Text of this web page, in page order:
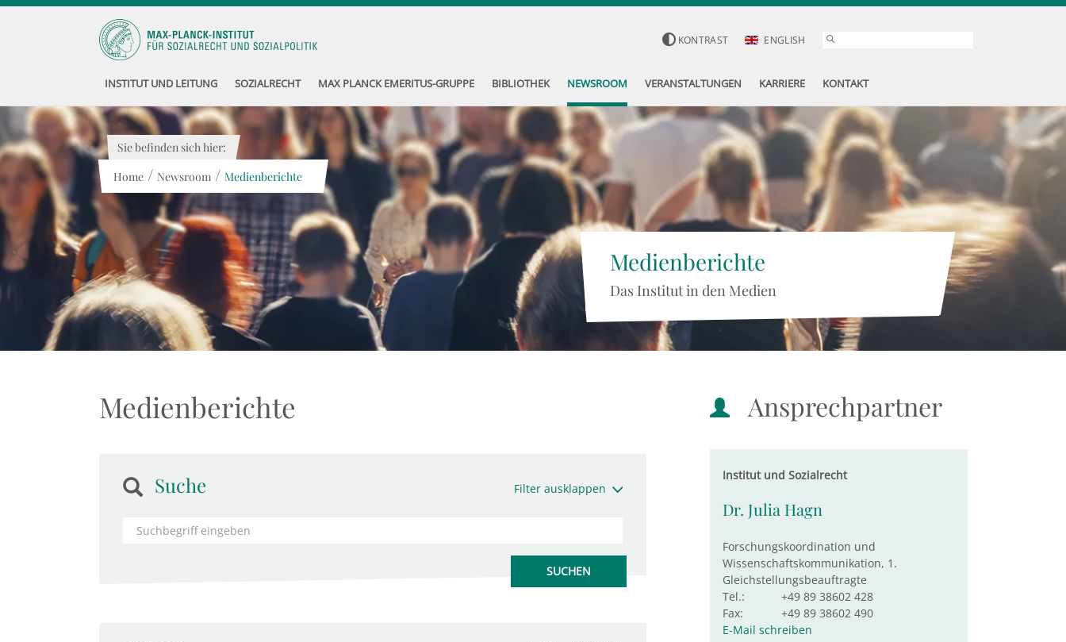
KONTRAST ENGLISH
INSTITUT UND LEITUNG SOZIALRECHT MAX PLANCK EMERITUS-GRUPPE BIBLIOTHEK NEWSROOM VERANSTALTUNGEN KARRIERE KONTAKT
Medienberichte
Das Institut in den Medien
Sie befinden sich hier:
Home / Newsroom / Medienberichte
Medienberichte
Suche Filter ausklappen
Ansprechpartner
Institut und Sozialrecht
Dr. Julia Hagn
Forschungskoordination und
Wissenschaftskommunikation, 1.
Gleichstellungsbeauftragte
Tel.:
+49 89 38602 428
Fax:
+49 89 38602 490
E-Mail schreiben